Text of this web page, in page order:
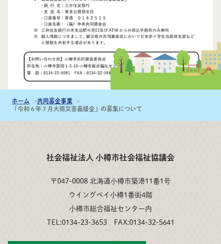
ホーム
共同募金事業
「令和６年７月大雨災害義援金」の募集について
社会福祉法人 小樽市社会福祉協議会
〒047-0008 北海道小樽市築港11番1号
ウイングベイ小樽1番街4階
小樽市総合福祉センター内
TEL:0134-23-3653 FAX:0134-32-5641